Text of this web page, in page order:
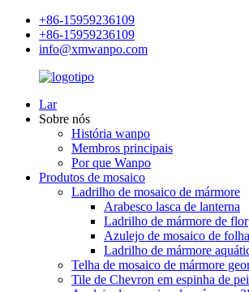
+86-15959236109
+86-15959236109
info@xmwanpo.com
Lar
Sobre nós
História wanpo
Membros principais
Por que Wanpo
Produtos de mosaico
Ladrilho de mosaico de mármore
Arabesco lasca de lanterna
Ladrilho de mármore de flor
Azulejo de mosaico de
Ladrilho de mármore
Telha de mosaico de mármore
Tile de Chevron em espinha de